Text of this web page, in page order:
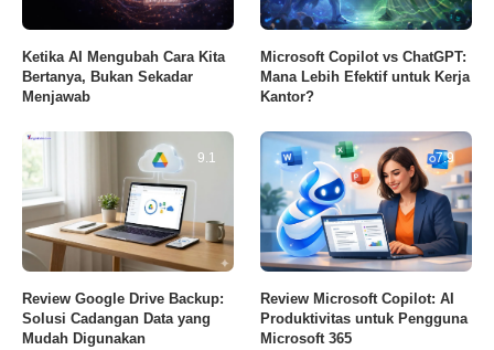
Ketika AI Mengubah Cara Kita
Bertanya, Bukan Sekadar
Menjawab
Microsoft Copilot vs ChatGPT:
Mana Lebih Efektif untuk Kerja
Kantor?
9.1
Review Google Drive Backup:
Solusi Cadangan Data yang
Mudah Digunakan
7.9
Review Microsoft Copilot: AI
Produktivitas untuk Pengguna
Microsoft 365